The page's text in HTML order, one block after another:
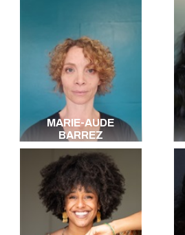
Hébreu
Russe
Arménien
Ukrainien
Langue des
signes
Coréen
Libanais
Algérien
Toutes les langues
MARIE-AUDE
BARREZ